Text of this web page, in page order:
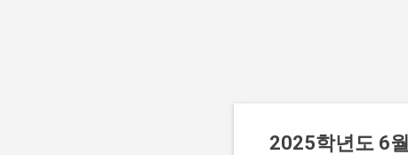
2025학년도 6